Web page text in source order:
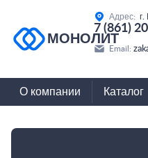
МОНОЛИТ
Адрес: г.
7 (861)
Email:
О компании Каталог